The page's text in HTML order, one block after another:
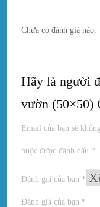
Chưa có đánh giá nào.
Hãy là người
vườn (50×50)
Email của bạn sẽ
buộc được đánh dấu *
Đánh giá của bạn *
Đánh giá của bạn *